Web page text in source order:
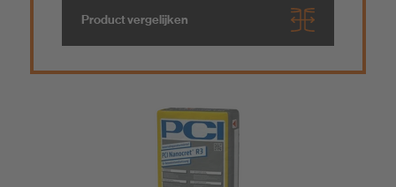
Product vergelijken